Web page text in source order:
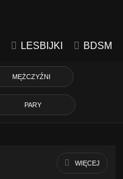
LESBIJKI BDSM
MĘŻCZYŹNI
PARY
WIĘCEJ